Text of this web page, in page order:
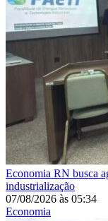
Economia RN busca
industrialização
07/08/2026 às 05:34
Economia